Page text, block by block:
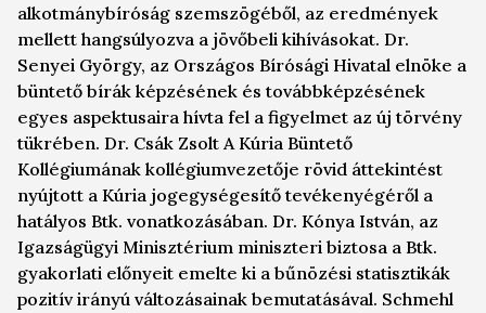
alkotmánybíróság szemszögéből, az eredmények
mellett hangsúlyozva a jövőbeli kihívásokat. Dr.
Senyei György, az Országos Bírósági Hivatal elnöke a
büntető bírák képzésének és továbbképzésének
egyes aspektusaira hívta fel a figyelmet az új törvény
tükrében. Dr. Csák Zsolt A Kúria Büntető
Kollégiumának kollégiumvezetője rövid áttekintést
nyújtott a Kúria jogegységesítő tevékenyégéről a
hatályos Btk. vonatkozásában. Dr. Kónya István, az
Igazságügyi Minisztérium miniszteri biztosa a Btk.
gyakorlati előnyeit emelte ki a bűnözési statisztikák
pozitív irányú változásainak bemutatásával. Schmehl